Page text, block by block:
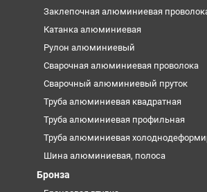
Заклепочная алюминиевая
Катанка алюминиевая
Рулон алюминиевый
Сварочная алюминиевая проволока
Сварочный алюминиевый пруток
Труба алюминиевая квадратная
Труба алюминиевая профильная
Труба алюминиевая
Шина алюминиевая, полоса
Бронза